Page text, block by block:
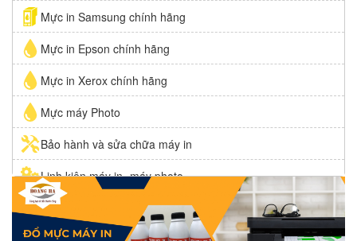
Mực in Samsung chính hãng
Mực in Epson chính hãng
Mực in Xerox chính hãng
Mực máy Photo
Bảo hành và sửa chữa máy in
Linh kiện máy in- máy photo
Mực in giá rẻ VINAINK